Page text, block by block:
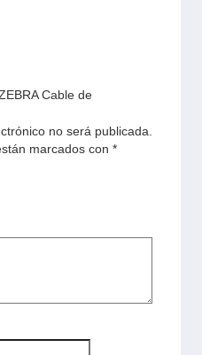
Cable de
no será publicada.
marcados con *